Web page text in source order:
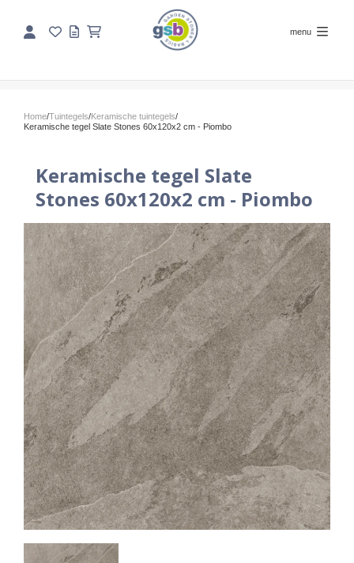
menu
Home/Tuintegels/Keramische tuintegels/
Keramische tegel Slate Stones 60x120x2 cm - Piombo
Keramische tegel Slate
Stones 60x120x2 cm - Piombo